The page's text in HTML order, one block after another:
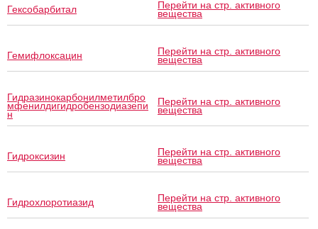
Гексобарбитал Перейти на стр. активного
вещества
Гемифлоксацин Перейти на стр. активного
вещества
Гидразинокарбонилметилбро
мфенилдигидробензодиазепи
н
Перейти на стр. активного
вещества
Гидроксизин Перейти на стр. активного
вещества
Гидрохлоротиазид Перейти на стр. активного
вещества